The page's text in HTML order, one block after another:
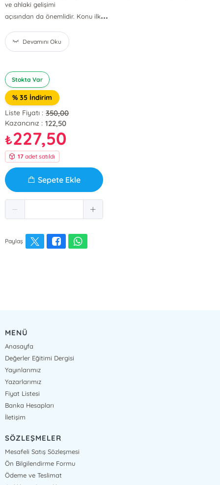
ve ahlaki gelişimi
açısından da önemlidir. Konu ilk...
Devamını Oku
Stokta Var
% 35 İndirim
Liste Fiyatı : 350,00
Kazancınız : 122,50
₺227,50
17 adet satıldı
Sepete Ekle
Paylaş
MENÜ
Anasayfa
Değerler Eğitimi Dergisi
Yayınlarımız
Yazarlarımız
Fiyat Listesi
Banka Hesapları
İletişim
SÖZLEŞMELER
Mesafeli Satış Sözleşmesi
Ön Bilgilendirme Formu
Ödeme ve Teslimat